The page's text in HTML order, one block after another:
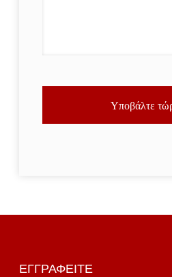
Υποβάλτε
ΕΓΓΡΑΦΕΊΤΕ